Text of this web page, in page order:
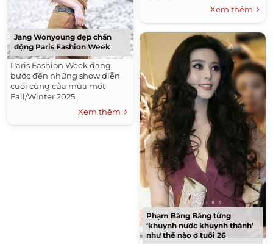
Jang Wonyoung đẹp chấn
động Paris Fashion Week
Paris Fashion Week đang
bước đến những show diễn
cuối cùng của mùa mốt
Fall/Winter 2025.
Xem thêm
Xem thêm
Phạm Băng Băng từng
‘khuynh nước khuynh thành’
như thế nào ở tuổi 26